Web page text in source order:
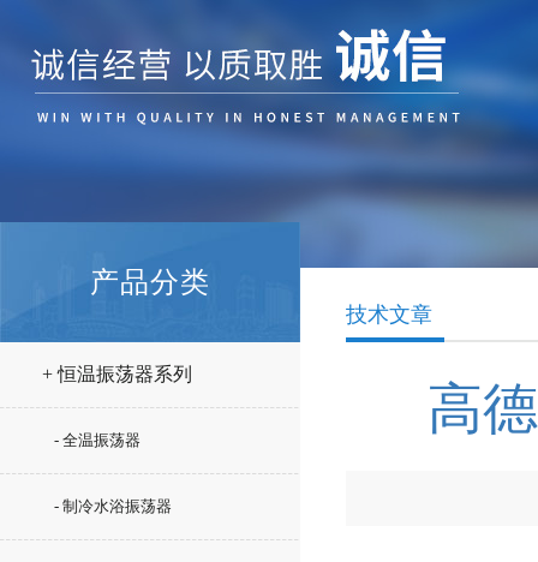
产品分类
+ 恒温振荡器系列
- 全温振荡器
- 制冷水浴振荡器
技术文章
高